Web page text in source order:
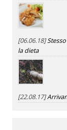
[06.06.18]
la dieta
[22.08.17]